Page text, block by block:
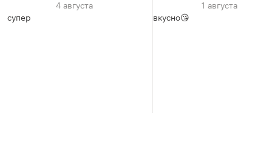
4 августа
супер
1 августа
вкусно😘